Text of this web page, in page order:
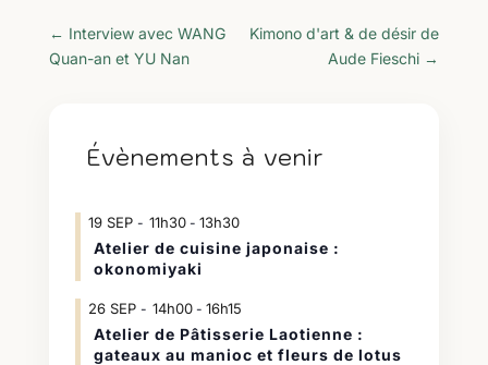
← Interview avec WANG
Quan-an et YU Nan
Kimono d'art & de désir de
Aude Fieschi →
Évènements à venir
19 SEP 11h30- 13h30
Atelier de cuisine japonaise :
okonomiyaki
26 SEP 14h00- 16h15
Atelier de Pâtisserie Laotienne :
gateaux au manioc et fleurs de lotus